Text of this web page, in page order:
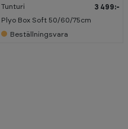
Tunturi
Plyo Box Soft 50/60/75cm
3 499:-
Beställningsvara